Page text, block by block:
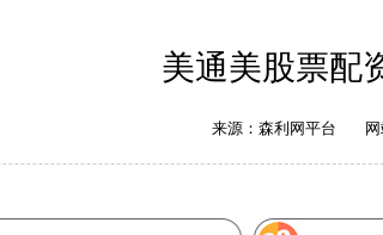
美通美股票配
来源：森利网平台